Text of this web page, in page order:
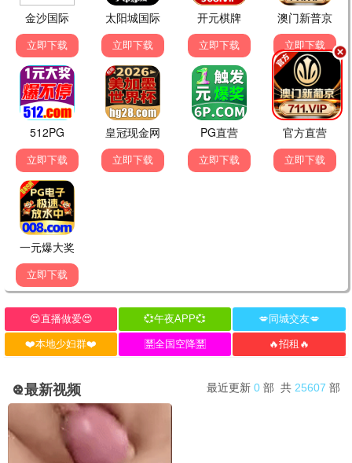
还珠格格
古装
经典影评
发表评论